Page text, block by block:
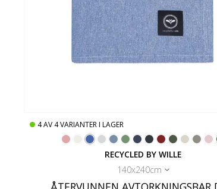
4AV 4VARIANTER I LAGER
RECYCLED BY WILLE
140x240cm